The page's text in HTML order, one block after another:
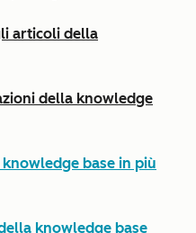
articoli della
della knowledge
base in più
knowledge base